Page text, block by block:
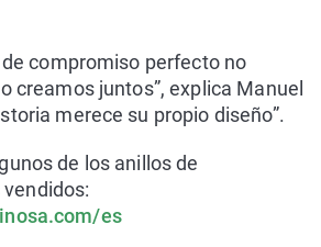
de compromiso perfecto no
creamos juntos”, explica Manuel
merece su propio diseño”.
de los anillos de
es